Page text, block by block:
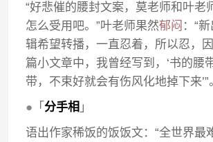
“好悲催的腰封文案，莫老师和叶老
怎么受用吧。”叶老师果然郁闷 ：“
辑希望转播，一直忍着，所以忍，
篇小文章中，我曾经写到，‘书的腰
带，不束好就会有伤风化地掉下来’”
● 「分手相 」
语出作家稀饭的饭饭文：“全世界最